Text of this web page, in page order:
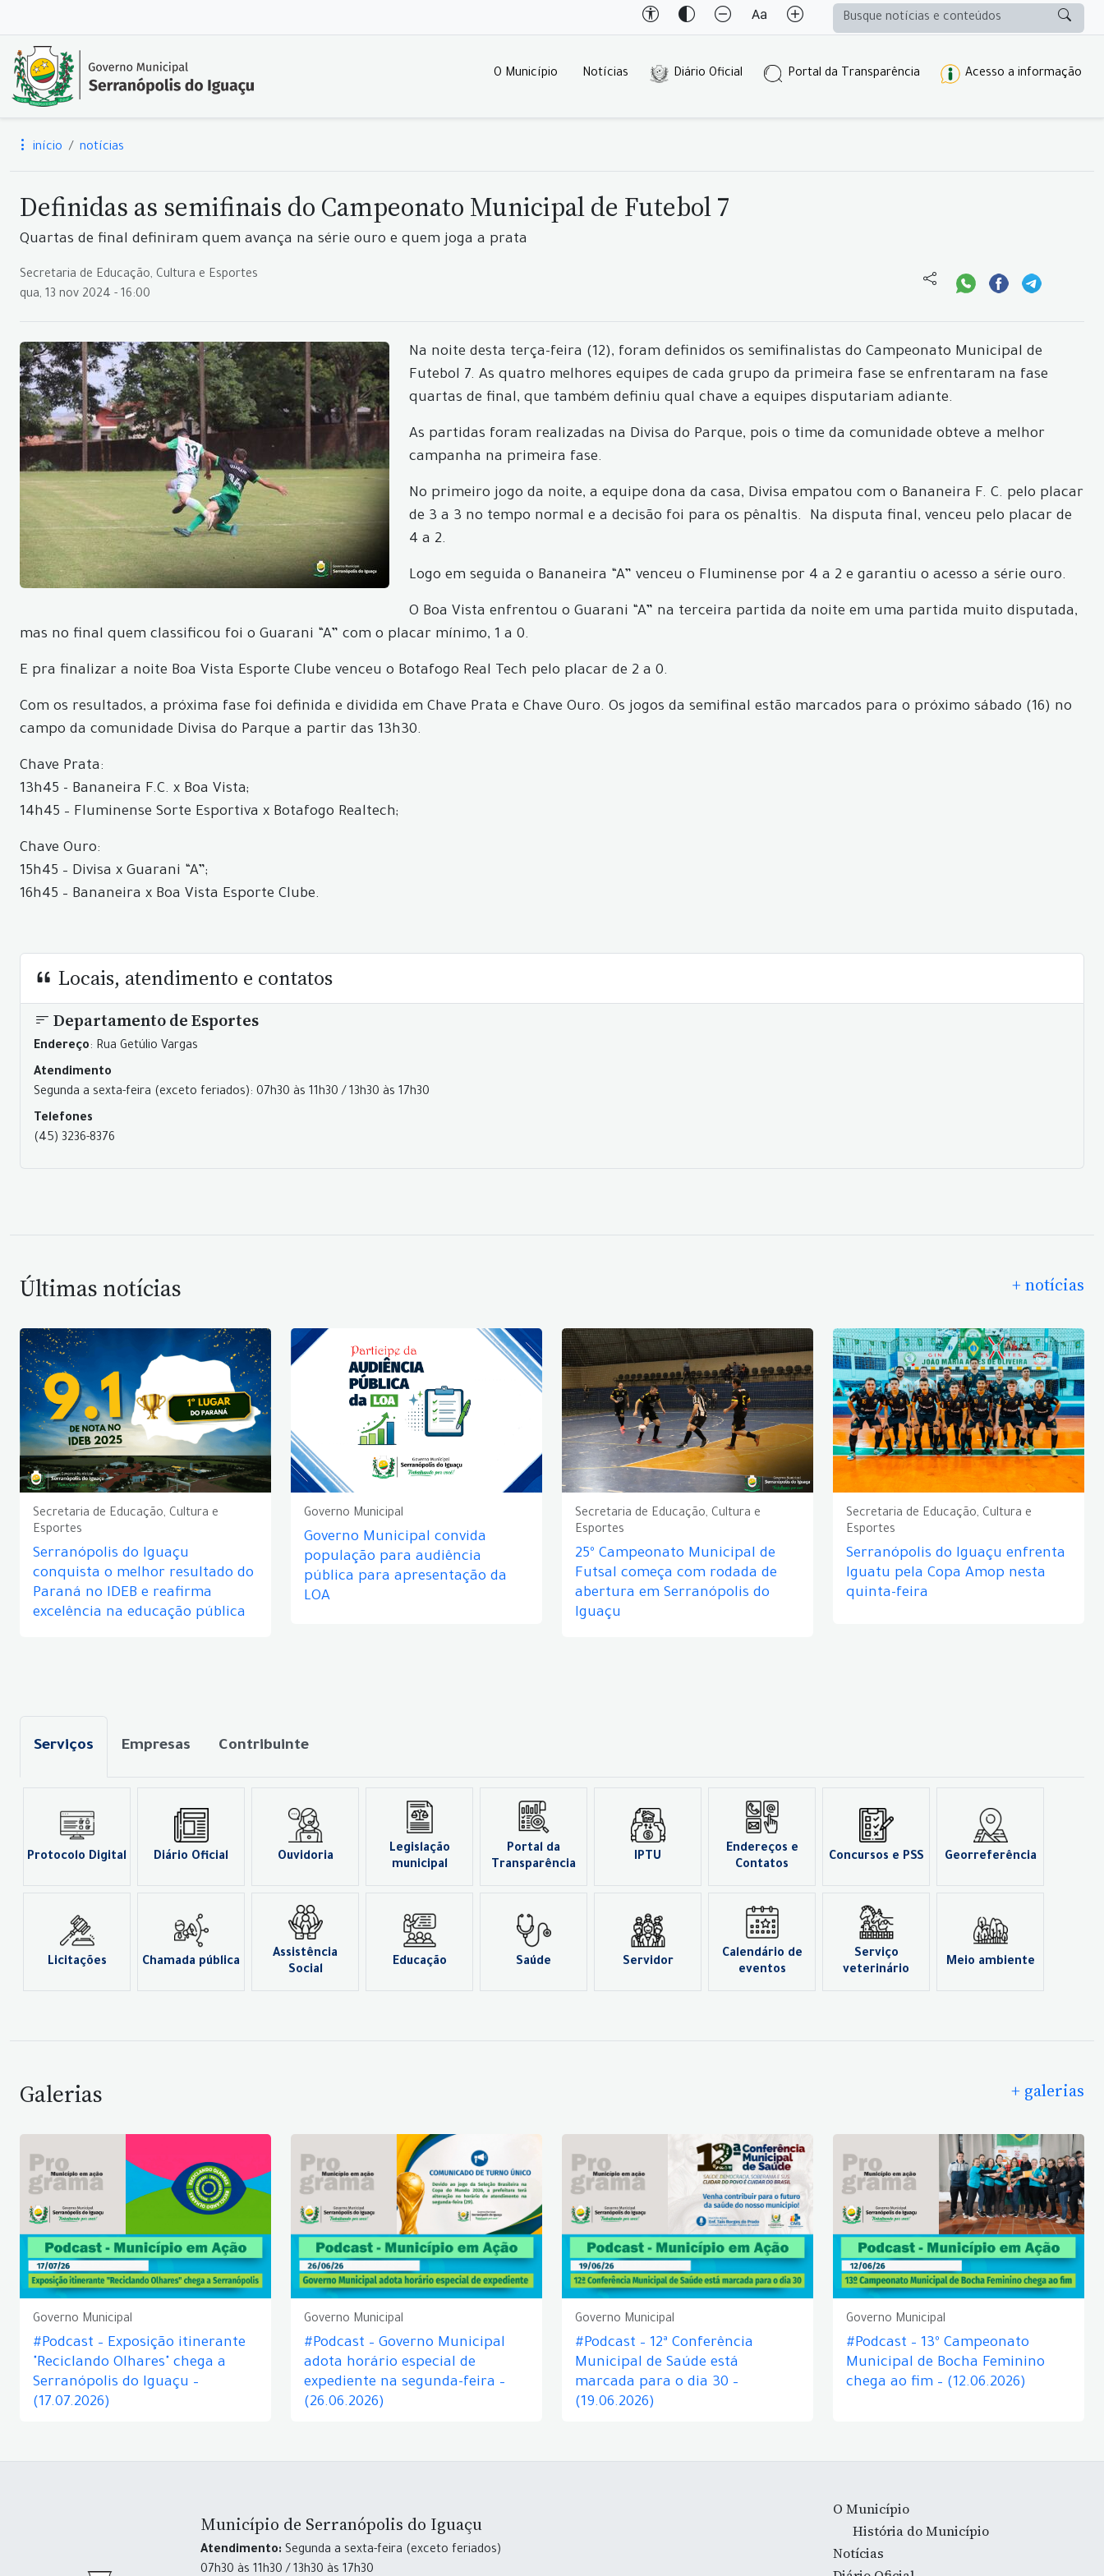
O Município Notícias Diário Oficial Portal da Transparência Acesso a informação
início notícias
Definidas as semifinais do Campeonato Municipal de Futebol 7
Quartas de final definiram quem avança na série ouro e quem joga a prata
Secretaria de Educação, Cultura e Esportes
qua, 13 nov 2024 - 16:00
Na noite desta terça-feira (12), foram definidos os semifinalistas do Campeonato Municipal de
Futebol 7. As quatro melhores equipes de cada grupo da primeira fase se enfrentaram na fase
quartas de final, que também definiu qual chave a equipes disputariam adiante.
As partidas foram realizadas na Divisa do Parque, pois o time da comunidade obteve a melhor
campanha na primeira fase.
No primeiro jogo da noite, a equipe dona da casa, Divisa empatou com o Bananeira F. C. pelo placar
de 3 a 3 no tempo normal e a decisão foi para os pênaltis. Na disputa final, venceu pelo placar de
4 a 2.
Logo em seguida o Bananeira “A” venceu o Fluminense por 4 a 2 e garantiu o acesso a série ouro.
O Boa Vista enfrentou o Guarani “A” na terceira partida da noite em uma partida muito disputada,
mas no final quem classificou foi o Guarani “A” com o placar mínimo, 1 a 0.
E pra finalizar a noite Boa Vista Esporte Clube venceu o Botafogo Real Tech pelo placar de 2 a 0.
Com os resultados, a próxima fase foi definida e dividida em Chave Prata e Chave Ouro. Os jogos da semifinal estão marcados para o próximo sábado (16) no
campo da comunidade Divisa do Parque a partir das 13h30.
Chave Prata:
13h45 - Bananeira F.C. x Boa Vista;
14h45 – Fluminense Sorte Esportiva x Botafogo Realtech;
Chave Ouro:
15h45 – Divisa x Guarani “A”;
16h45 – Bananeira x Boa Vista Esporte Clube.
Locais, atendimento e contatos
Departamento de Esportes
Endereço: Rua Getúlio Vargas
Atendimento
Segunda a sexta-feira (exceto feriados): 07h30 às 11h30 / 13h30 às 17h30
Telefones
(45) 3236-8376
Últimas notícias + notícias
Secretaria de Educação, Cultura e
Esportes
Serranópolis do Iguaçu
conquista o melhor resultado do
Paraná no IDEB e reafirma
excelência na educação pública
Governo Municipal
Governo Municipal convida
população para audiência
pública para apresentação da
LOA
Secretaria de Educação, Cultura e
Esportes
25º Campeonato Municipal de
Futsal começa com rodada de
abertura em Serranópolis do
Iguaçu
Secretaria de Educação, Cultura e
Esportes
Serranópolis do Iguaçu enfrenta
Iguatu pela Copa Amop nesta
quinta-feira
Serviços Empresas Contribuinte
Protocolo Digital Diário Oficial Ouvidoria
Legislação
municipal
Portal da
Transparência
IPTU
Endereços e
Contatos
Concursos e PSS Georreferência
Licitações Chamada pública
Assistência
Social
Educação Saúde Servidor
Calendário de
eventos
Serviço
veterinário
Meio ambiente
Galerias + galerias
Governo Municipal
#Podcast – Exposição itinerante
"Reciclando Olhares" chega a
Serranópolis do Iguaçu –
(17.07.2026)
Governo Municipal
#Podcast – Governo Municipal
adota horário especial de
expediente na segunda-feira –
(26.06.2026)
Governo Municipal
#Podcast – 12ª Conferência
Municipal de Saúde está
marcada para o dia 30 –
(19.06.2026)
Governo Municipal
#Podcast – 13º Campeonato
Municipal de Bocha Feminino
chega ao fim – (12.06.2026)
Município de Serranópolis do Iguaçu
Atendimento: Segunda a sexta-feira (exceto feriados)
07h30 às 11h30 / 13h30 às 17h30
O Município
História do Município
Notícias